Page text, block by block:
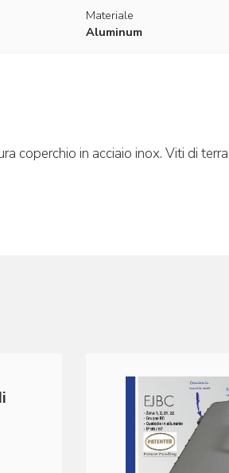
Materiale
Aluminum
coperchio in acciaio inox. Viti di